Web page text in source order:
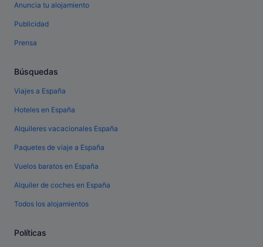
Anuncia tu alojamiento
Publicidad
Prensa
Búsquedas
Viajes a España
Hoteles en España
Alquileres vacacionales España
Paquetes de viaje a España
Vuelos baratos en España
Alquiler de coches en España
Todos los alojamientos
Políticas